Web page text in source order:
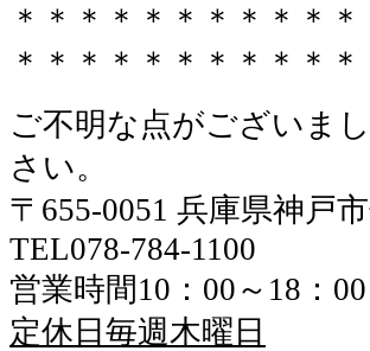
＊＊＊＊＊＊＊＊＊＊
＊＊＊＊＊＊＊＊＊＊＊
ご不明な点がございま
さい。
〒655-0051 兵庫県神戸
TEL078-784-1100
営業時間10：00～18：
定休日毎週木曜日